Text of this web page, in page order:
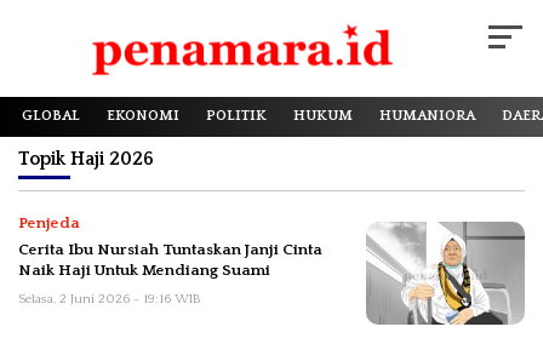
GLOBAL EKONOMI POLITIK HUKUM HUMANIORA
TopikHaji 2026
Penjeda
Cerita Ibu Nursiah Tuntaskan Janji Cinta
Naik Haji Untuk Mendiang Suami
Selasa, 2 Juni 2026 - 19:16 WIB